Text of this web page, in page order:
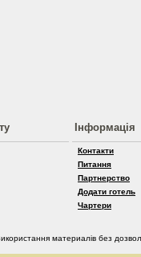
Інформація
Контакти
Питання
Партнерство
Додати готель
Чартери
материалів без